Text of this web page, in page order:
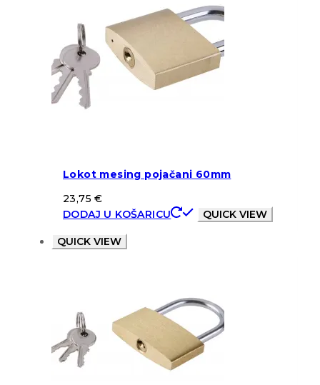
Lokot mesing pojačani 60mm
23,75€
DODAJ U KOŠARICU
QUICK VIEW
QUICK VIEW